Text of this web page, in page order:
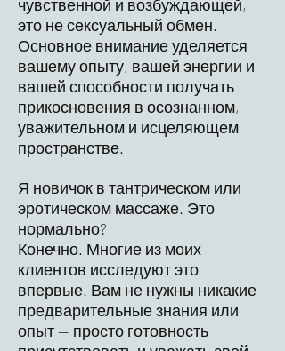
чувственной и возбуждающей,
это не сексуальный обмен.
Основное внимание уделяется
вашему опыту, вашей энергии и
вашей способности получать
прикосновения в осознанном,
уважительном и исцеляющем
пространстве.
Я новичок в тантрическом или
эротическом массаже. Это
нормально?
Конечно. Многие из моих
клиентов исследуют это
впервые. Вам не нужны никакие
предварительные знания или
опыт — просто готовность